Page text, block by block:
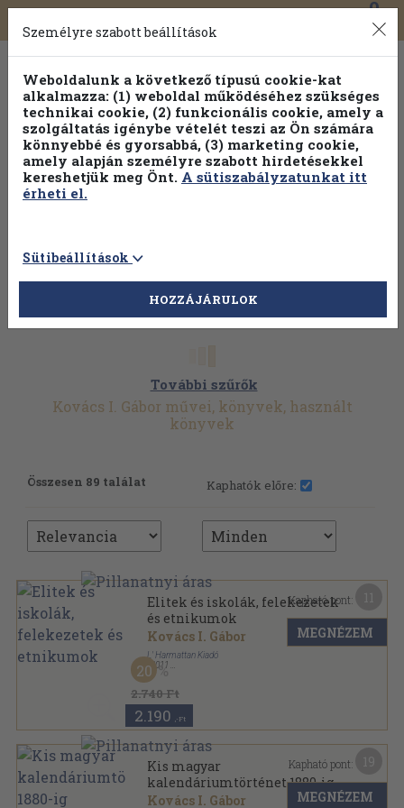
Toggle
navigation
0
További szűrők
Kovács I. Gábor művei, könyvek, használt
könyvek
Összesen 89 találat Kaphatók előre:
Elitek és iskolák, felekezetek
és etnikumok
Kovács I. Gábor
L' Harmattan Kiadó
, 2011
Ragasztott papírkötés
A múlt ösvényén sorozat
2.740 Ft
20
2.190 ,-Ft
Kapható pont:
MEGNÉZEM
Kis magyar
kalendáriumtörténet 1880-ig
Kovács I. Gábor
Kapható pont:
MEGNÉZEM
Személyre szabott beállítások
Weboldalunk a következő típusú cookie-kat
alkalmazza: (1) weboldal működéséhez szükséges
technikai cookie, (2) funkcionális cookie, amely a
szolgáltatás igénybe vételét teszi az Ön számára
könnyebbé és gyorsabbá, (3) marketing cookie,
amely alapján személyre szabott hirdetésekkel
kereshetjük meg Önt. A sütiszabályzatunkat itt
érheti el.
Sütibeállítások
HOZZÁJÁRULOK